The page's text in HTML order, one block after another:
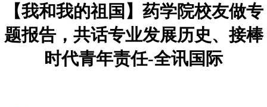
【我和我的祖国】药学院校友做专
题报告，共话专业发展历史、接棒
时代青年责任-全讯国际